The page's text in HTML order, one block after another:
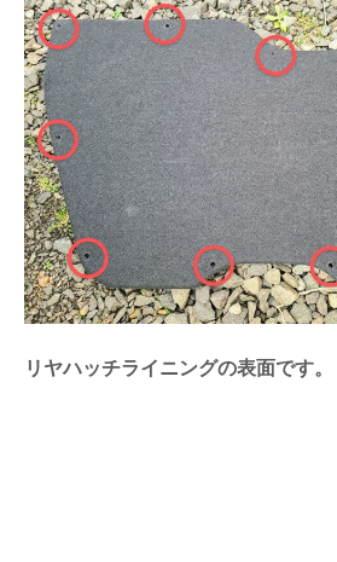
リヤハッチライニングの表面です。